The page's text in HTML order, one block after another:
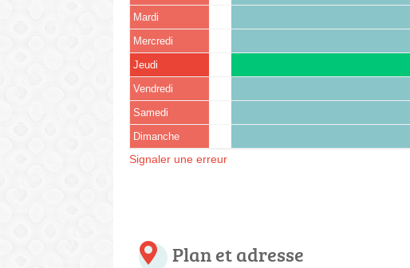
Mardi
Mercredi
Jeudi
Vendredi
Samedi
Dimanche
Signaler une erreur
Plan et adresse